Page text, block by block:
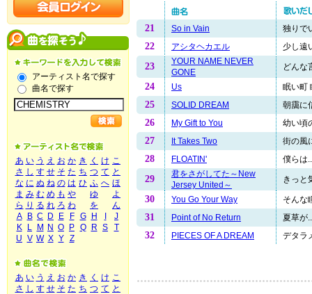
アーティスト名で探す
曲名で探す
あ い う え お か き く け こ
さ し す せ そ た ち つ て と
な に ぬ ね の は ひ ふ へ ほ
ま み む め も や ゆ
よ
ら り る れ ろ わ を
ん
A
B C D E F G H
J
K
L M N O P Q R S
T
U V W X Y Z
あ い う え お か き く け こ
さ し す せ そ た ち つ て と
21 So in Vain 独りで
22 アシタヘカエル 少し遠
23
YOUR NAME NEVER
GONE
どんな
24 Us 眠い町
25 SOLID DREAM 朝靄に
26 My Gift to You 幼い頃
27 It Takes Two 街の風
28 FLOATIN' 僕らは
29
君をさがしてた～New
Jersey United～
きっと
30 You Go Your Way そんな
31 Point of No Return 夏草が
32 PIECES OF A DREAM デタラ